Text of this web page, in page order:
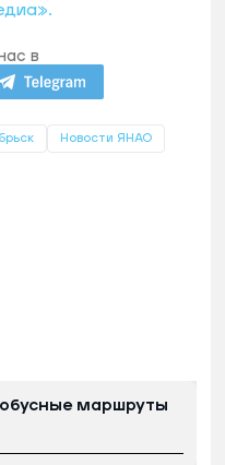
в
Новости ЯНАО
маршруты